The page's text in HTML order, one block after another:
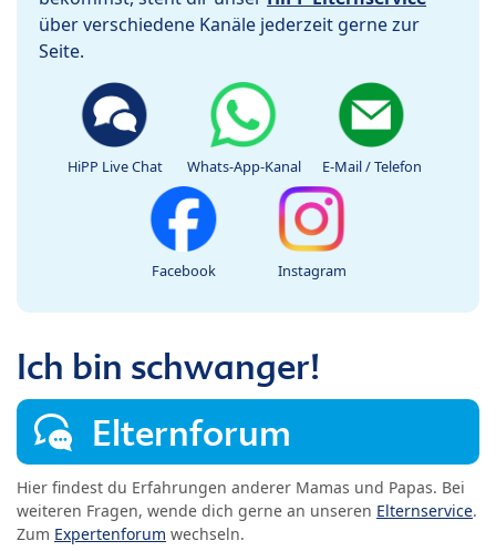
über verschiedene Kanäle jederzeit gerne zur
Seite.
HiPP Live Chat Whats-App-Kanal E-Mail / Telefon
Facebook Instagram
Ich bin schwanger!
Elternforum
Hier findest du Erfahrungen anderer Mamas und Papas. Bei
weiteren Fragen, wende dich gerne an unseren Elternservice.
Zum Expertenforum wechseln.